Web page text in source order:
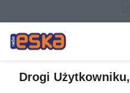
Drogi Użytkowniku,